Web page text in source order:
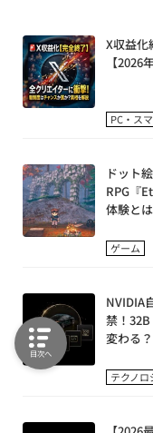
X収益化
【2026
PC・ス
ドット
RPG『
体験と
ゲーム
NVIDIA
禁！
変わる
テクノロ
目次へ